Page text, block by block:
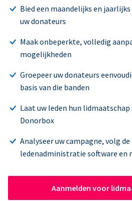
Bied een maandelijks en
uw donateurs
Maak onbeperkte, volledig
mogelijkheden
Groepeer uw donateurs
basis van die banden
Laat uw leden hun
Donorbox
Analyseer uw campagne, volg
ledenadministratie software en
Aanmelden voor